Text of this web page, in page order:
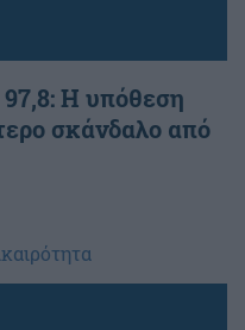
Η υπόθεση
σκάνδαλο από